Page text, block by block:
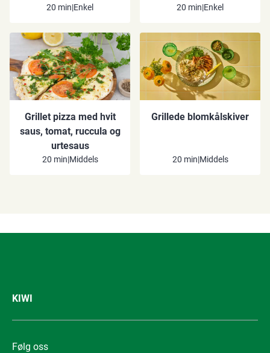
20 min|Enkel 20 min|Enkel
Grillet pizza med hvit
saus, tomat, ruccula og
urtesaus
20 min|Middels
Grillede blomkålskiver
20 min|Middels
KIWI
Følg oss